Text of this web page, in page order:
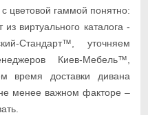
цветовой гаммой понятно:
виртуального каталога -
Стандарт™, уточняем
Киев-Мебель™,
время доставки дивана
менее важном факторе –